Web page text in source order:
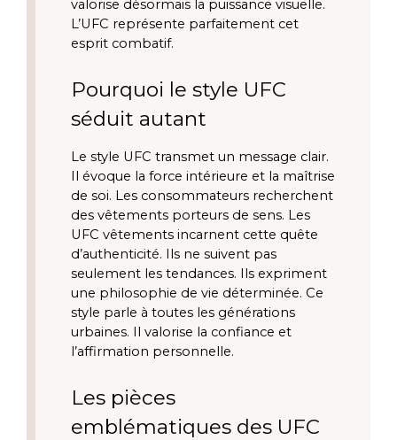
valorise désormais la puissance visuelle.
L’UFC représente parfaitement cet
esprit combatif.
Pourquoi le style UFC
séduit autant
Le style UFC transmet un message clair.
Il évoque la force intérieure et la maîtrise
de soi. Les consommateurs recherchent
des vêtements porteurs de sens. Les
UFC vêtements incarnent cette quête
d’authenticité. Ils ne suivent pas
seulement les tendances. Ils expriment
une philosophie de vie déterminée. Ce
style parle à toutes les générations
urbaines. Il valorise la confiance et
l’affirmation personnelle.
Les pièces
emblématiques des UFC